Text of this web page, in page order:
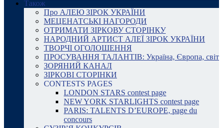
Також
Про АЛЕЮ ЗІРОК УКРАЇНИ
МЕЦЕНАТСЬКІ НАГОРОДИ
ОТРИМАТИ ЗІРКОВУ СТОРІНКУ
НАРОДНИЙ АРТИСТ АЛЕЇ ЗІРОК УКРАЇНИ
ТВОРЧІ ОГОЛОШЕННЯ
ПРОСУВАННЯ ТАЛАНТІВ: Україна, Європа, світ
ЗОРЯНИЙ КАНАЛ
ЗІРКОВІ СТОРІНКИ
CONTESTS PAGES
LONDON STARS contest page
NEW YORK STARLIGHTS contest page
PARIS: TALENTS D’EUROPE, page du
concours